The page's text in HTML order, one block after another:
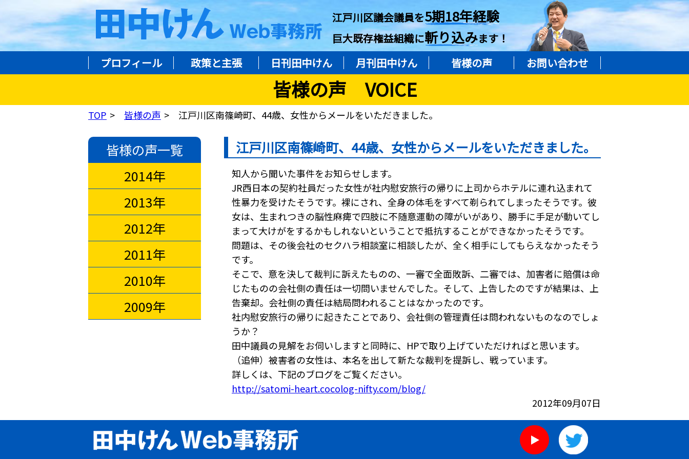
江戸川区議会議員を5期18年経験
巨大既存権益組織に斬り込みます！
プロフィール
政策と主張 日刊田中けん 月刊田中けん 皆様の声 お問い合わせ
皆様の声 VOICE
TOP 皆様の声 江戸川区南篠崎町、44歳、女性からメールをいただきました。
江戸川区南篠崎町、44歳、女性からメールをいただきました。
知人から聞いた事件をお知らせします。
JR西日本の契約社員だった女性が社内慰安旅行の帰りに上司からホテルに連れ込まれて
性暴力を受けたそうです。裸にされ、全身の体毛をすべて剃られてしまったそうです。彼
女は、生まれつきの脳性麻痺で四肢に不随意運動の障がいがあり、勝手に手足が動いてし
まって大けがをするかもしれないということで抵抗することができなかったそうです。
問題は、その後会社のセクハラ相談室に相談したが、全く相手にしてもらえなかったそう
です。
そこで、意を決して裁判に訴えたものの、一審で全面敗訴、二審では、加害者に賠償は命
じたものの会社側の責任は一切問いませんでした。そして、上告したのですが結果は、上
告棄却。会社側の責任は結局問われることはなかったのです。
社内慰安旅行の帰りに起きたことであり、会社側の管理責任は問われないものなのでしょ
うか？
田中議員の見解をお伺いしますと同時に、HPで取り上げていただければと思います。
（追伸）被害者の女性は、本名を出して新たな裁判を提訴し、戦っています。
詳しくは、下記のブログをご覧ください。
http://satomi-heart.cocolog-nifty.com/blog/
2012年09月07日
皆様の声一覧
2014年
2013年
2012年
2011年
2010年
2009年